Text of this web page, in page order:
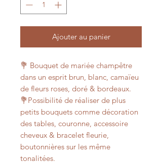
Ajouter au panier
💐 Bouquet de mariée champêtre
dans un esprit brun, blanc, camaïeu
de fleurs roses, doré & bordeaux.
💐Possibilité de réaliser de plus
petits bouquets comme décoration
des tables, couronne, accessoire
cheveux & bracelet fleurie,
boutonnières sur les même
tonalitées.